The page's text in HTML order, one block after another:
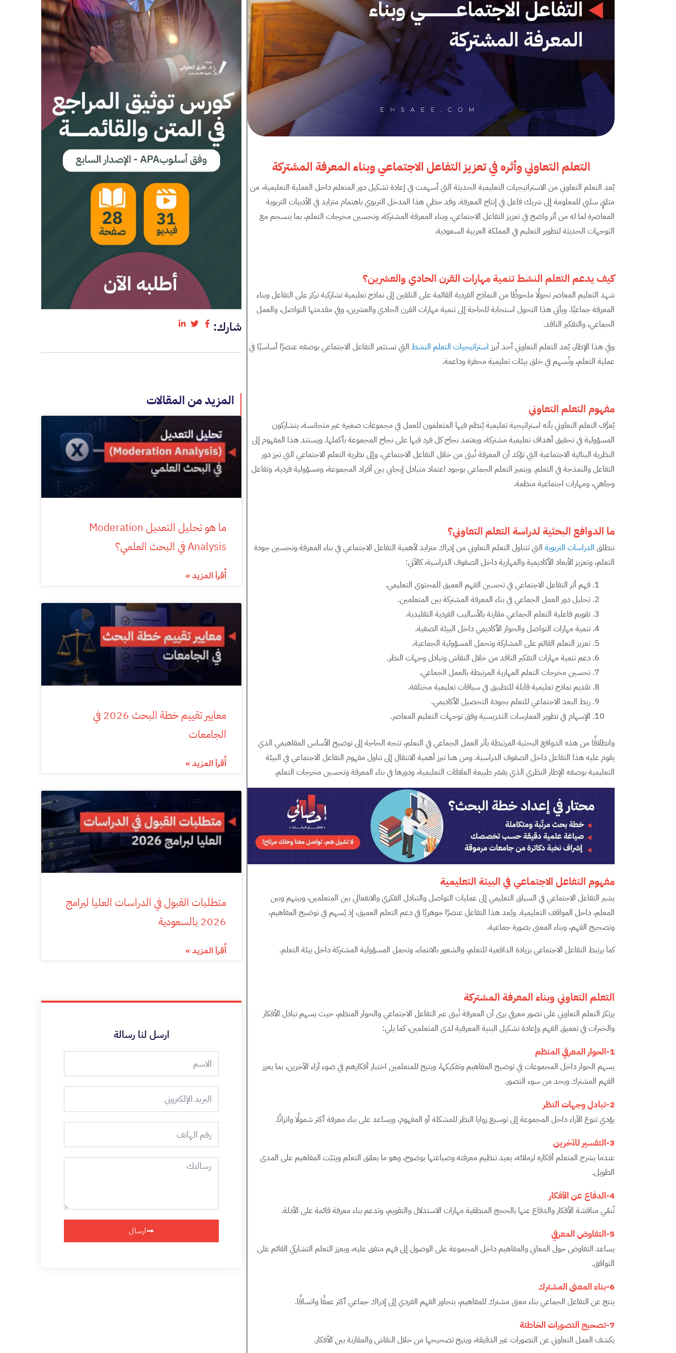
التعلم التعاوني وأثره في تعزيز التفاعل الاجتماعي وبناء المعرفة المشتركة
يُعد التعلم التعاوني من الاستراتيجيات التعليمية الحديثة التي أسهمت في إعادة تشكيل دور المتعلم داخل العملية التعليمية، من
متلقٍ سلبي للمعلومة إلى شريك فاعل في إنتاج المعرفة. وقد حظي هذا المدخل التربوي باهتمام متزايد في الأدبيات التربوية
المعاصرة لما له من أثر واضح في تعزيز التفاعل الاجتماعي، وبناء المعرفة المشتركة، وتحسين مخرجات التعلم، بما ينسجم مع
التوجهات الحديثة لتطوير التعليم في المملكة العربية السعودية.
كيف يدعم التعلم النشط تنمية مهارات القرن الحادي والعشرين؟
شهد التعليم المعاصر تحولًا ملحوظًا من النماذج الفردية القائمة على التلقين إلى نماذج تعليمية تشاركية تركز على التفاعل وبناء
المعرفة جماعيًا. ويأتي هذا التحول استجابة للحاجة إلى تنمية مهارات القرن الحادي والعشرين، وفي مقدمتها التواصل، والعمل
الجماعي، والتفكير الناقد.
وفي هذا الإطار، يُعد التعلم التعاوني أحد أبرز استراتيجيات التعلم النشط التي تستثمر التفاعل الاجتماعي بوصفه عنصرًا أساسيًا في
عملية التعلم، وتُسهم في خلق بيئات تعليمية محفزة وداعمة.
مفهوم التعلم التعاوني
يُعرَّف التعلم التعاوني بأنه استراتيجية تعليمية يُنظم فيها المتعلمون للعمل في مجموعات صغيرة غير متجانسة، يتشاركون
المسؤولية في تحقيق أهداف تعليمية مشتركة، ويعتمد نجاح كل فرد فيها على نجاح المجموعة بأكملها. ويستند هذا المفهوم إلى
النظرية البنائية الاجتماعية التي تؤكد أن المعرفة تُبنى من خلال التفاعل الاجتماعي، وإلى نظرية التعلم الاجتماعي التي تبرز دور
التفاعل والنمذجة في التعلم. ويتميز التعلم الجماعي بوجود اعتماد متبادل إيجابي بين أفراد المجموعة، ومسؤولية فردية، وتفاعل
وجاهي، ومهارات اجتماعية منظمة.
ما الدوافع البحثية لدراسة التعلم التعاوني؟
تنطلق الدراسات التربوية التي تتناول التعلم التعاوني من إدراك متزايد لأهمية التفاعل الاجتماعي في بناء المعرفة وتحسين جودة
التعلم، وتعزيز الأبعاد الأكاديمية والمهارية داخل الصفوف الدراسية، كالآتي:
فهم أثر التفاعل الاجتماعي في تحسين الفهم العميق للمحتوى التعليمي.
تحليل دور العمل الجماعي في بناء المعرفة المشتركة بين المتعلمين.
تقويم فاعلية التعلم الجماعي مقارنة بالأساليب الفردية التقليدية.
تنمية مهارات التواصل والحوار الأكاديمي داخل البيئة الصفية.
تعزيز التعلم القائم على المشاركة وتحمل المسؤولية الجماعية.
دعم تنمية مهارات التفكير الناقد من خلال النقاش وتبادل وجهات النظر.
تحسين مخرجات التعلم المهارية المرتبطة بالعمل الجماعي.
تقديم نماذج تعليمية قابلة للتطبيق في سياقات تعليمية مختلفة.
ربط البعد الاجتماعي للتعلم بجودة التحصيل الأكاديمي.
الإسهام في تطوير الممارسات التدريسية وفق توجهات التعليم المعاصر.
وانطلاقًا من هذه الدوافع البحثية المرتبطة بأثر العمل الجماعي في التعلم، تتجه الحاجة إلى توضيح الأساس المفاهيمي الذي
يقوم عليه هذا التفاعل داخل الصفوف الدراسية. ومن هنا تبرز أهمية الانتقال إلى تناول مفهوم التفاعل الاجتماعي في البيئة
التعليمية بوصفه الإطار النظري الذي يفسّر طبيعة العلاقات التعليمية، ودورها في بناء المعرفة وتحسين مخرجات التعلم.
مفهوم التفاعل الاجتماعي في البيئة التعليمية
يشير التفاعل الاجتماعي في السياق التعليمي إلى عمليات التواصل والتبادل الفكري والانفعالي بين المتعلمين، وبينهم وبين
المعلم، داخل المواقف التعليمية. ويُعد هذا التفاعل عنصرًا جوهريًا في دعم التعلم العميق، إذ يُسهم في توضيح المفاهيم،
وتصحيح الفهم، وبناء المعنى بصورة جماعية.
كما يرتبط التفاعل الاجتماعي بزيادة الدافعية للتعلم، والشعور بالانتماء، وتحمل المسؤولية المشتركة داخل بيئة التعلم.
التعلم التعاوني وبناء المعرفة المشتركة
يرتكز التعلم التعاوني على تصور معرفي يرى أن المعرفة تُبنى عبر التفاعل الاجتماعي والحوار المنظم، حيث يسهم تبادل الأفكار
والخبرات في تعميق الفهم وإعادة تشكيل البنية المعرفية لدى المتعلمين، كما يلي:
1-الحوار المعرفي المنظم
يسهم الحوار داخل المجموعات في توضيح المفاهيم وتفكيكها، ويتيح للمتعلمين اختبار أفكارهم في ضوء آراء الآخرين، بما يعزز
الفهم المشترك ويحد من سوء التصور.
2-تبادل وجهات النظر
يؤدي تنوع الآراء داخل المجموعة إلى توسيع زوايا النظر للمشكلة أو المفهوم، ويساعد على بناء معرفة أكثر شمولًا واتزانًا.
3-التفسير للآخرين
عندما يشرح المتعلم أفكاره لزملائه، يعيد تنظيم معرفته وصياغتها بوضوح، وهو ما يعمّق التعلم ويثبّت المفاهيم على المدى
الطويل.
4-الدفاع عن الأفكار
تُنمّي مناقشة الأفكار والدفاع عنها بالحجج المنطقية مهارات الاستدلال والتقويم، وتدعم بناء معرفة قائمة على الأدلة.
5-التفاوض المعرفي
يساعد التفاوض حول المعاني والمفاهيم داخل المجموعة على الوصول إلى فهم متفق عليه، ويعزز التعلم التشاركي القائم على
التوافق.
6-بناء المعنى المشترك
ينتج عن التفاعل الجماعي بناء معنى مشترك للمفاهيم، يتجاوز الفهم الفردي إلى إدراك جماعي أكثر عمقًا واتساقًا.
7-تصحيح التصورات الخاطئة
يكشف العمل التعاوني عن التصورات غير الدقيقة، ويتيح تصحيحها من خلال النقاش والمقارنة بين الأفكار.
شارك:
المزيد من المقالات
ما هو تحليل التعديل Moderation
Analysis في البحث العلمي؟
أٌقرأ المزيد »
معايير تقييم خطة البحث 2026 في
الجامعات
أٌقرأ المزيد »
متطلبات القبول في الدراسات العليا لبرامج
2026 بالسعودية
أٌقرأ المزيد »
ارسل لنا رسالة
الاسم
البريد
الإلكتروني
الهاتف
رسالتك
ارسال